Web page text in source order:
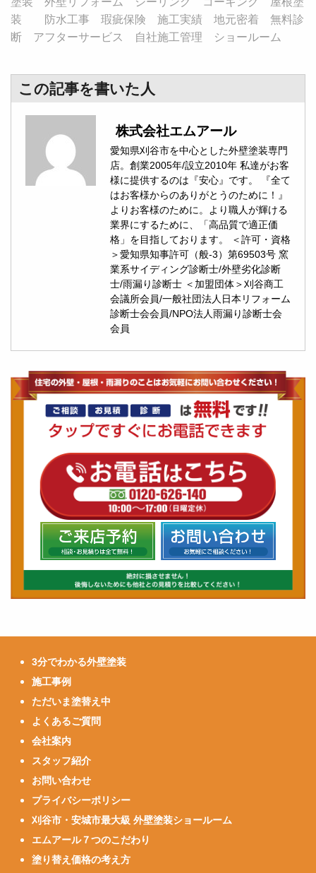
装 防水工事 瑕疵保険 施工実績 地元密着 無料診
断 アフターサービス 自社施工管理 ショールーム
この記事を書いた人
株式会社エムアール
愛知県刈谷市を中心とした外壁塗装専門
店。創業2005年/設立2010年 私達がお客
様に提供するのは『安心』です。 『全て
はお客様からのありがとうのために！』
よりお客様のために。より職人が輝ける
業界にするために、「高品質で適正価
格」を目指しております。 ＜許可・資格
＞愛知県知事許可（般-3）第69503号 窯
業系サイディング診断士/外壁劣化診断
士/雨漏り診断士 ＜加盟団体＞刈谷商工
会議所会員/一般社団法人日本リフォーム
診断士会会員/NPO法人雨漏り診断士会
会員
3分でわかる外壁塗装
施工事例
ただいま塗替え中
よくあるご質問
会社案内
スタッフ紹介
お問い合わせ
プライバシーポリシー
刈谷市・安城市最大級 外壁塗装ショールーム
エムアール７つのこだわり
塗り替え価格の考え方